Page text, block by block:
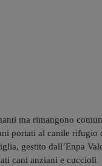
ma rimangono
portati al canile rifugio
gestito dall’Enpa
cani anziani e cuccioli